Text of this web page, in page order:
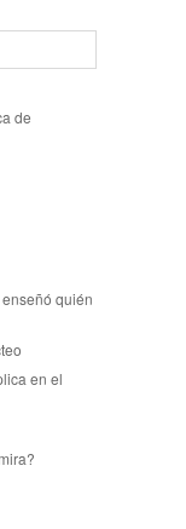
de
quién
en el